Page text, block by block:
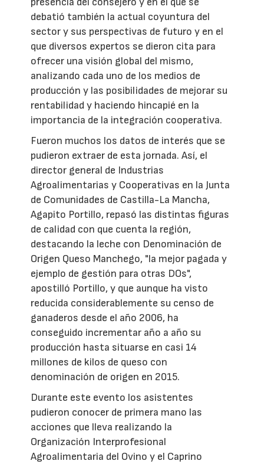
debatió también la actual coyuntura del
sector y sus perspectivas de futuro y en el
que diversos expertos se dieron cita para
ofrecer una visión global del mismo,
analizando cada uno de los medios de
producción y las posibilidades de mejorar su
rentabilidad y haciendo hincapié en la
importancia de la integración cooperativa.
Fueron muchos los datos de interés que se
pudieron extraer de esta jornada. Así, el
director general de Industrias
Agroalimentarias y Cooperativas en la Junta
de Comunidades de Castilla-La Mancha,
Agapito Portillo, repasó las distintas figuras
de calidad con que cuenta la región,
destacando la leche con Denominación de
Origen Queso Manchego, "la mejor pagada y
ejemplo de gestión para otras DOs",
apostilló Portillo, y que aunque ha visto
reducida considerablemente su censo de
ganaderos desde el año 2006, ha
conseguido incrementar año a año su
producción hasta situarse en casi 14
millones de kilos de queso con
denominación de origen en 2015.
Durante este evento los asistentes
pudieron conocer de primera mano las
acciones que lleva realizando la
Organización Interprofesional
Agroalimentaria del Ovino y el Caprino